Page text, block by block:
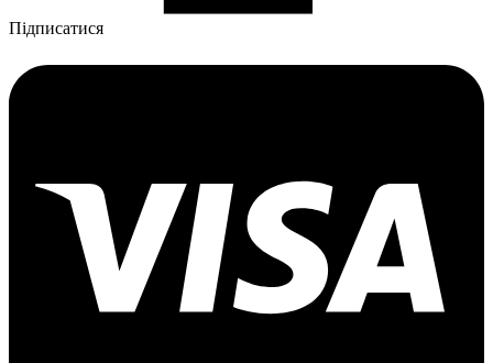
Підписатися